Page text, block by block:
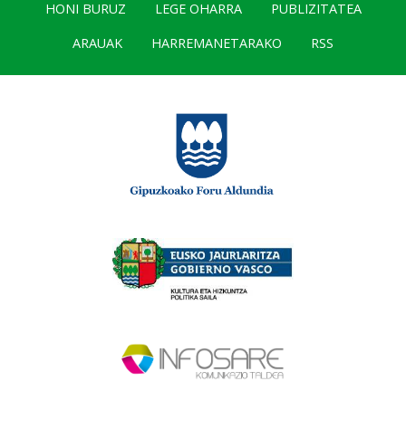
HONI BURUZ LEGE OHARRA
PUBLIZITATEA
ARAUAK
HARREMANETARAKO RSS